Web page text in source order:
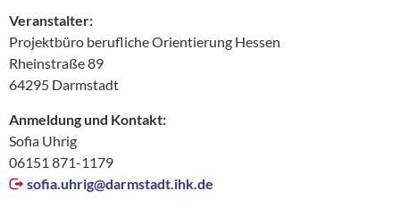
Veranstalter:
Projektbüro berufliche Orientierung Hessen
Rheinstraße 89
64295 Darmstadt
Anmeldung und Kontakt:
Sofia Uhrig
06151 871-1179
sofia.uhrig@darmstadt.ihk.de